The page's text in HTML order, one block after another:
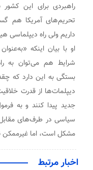
راهبردی برای این
تحریم‌های آمریکا هم
داریم ولی راه
او با بیان اینکه
شرایط هم می‌توان به
بستگی به این دارد که
دیپلمات‌ها از قدرت خلاقیت
جدید پیدا کنند و به
سیاسی در طرف‌های
مشکل است، اما
اخبار مرتبط